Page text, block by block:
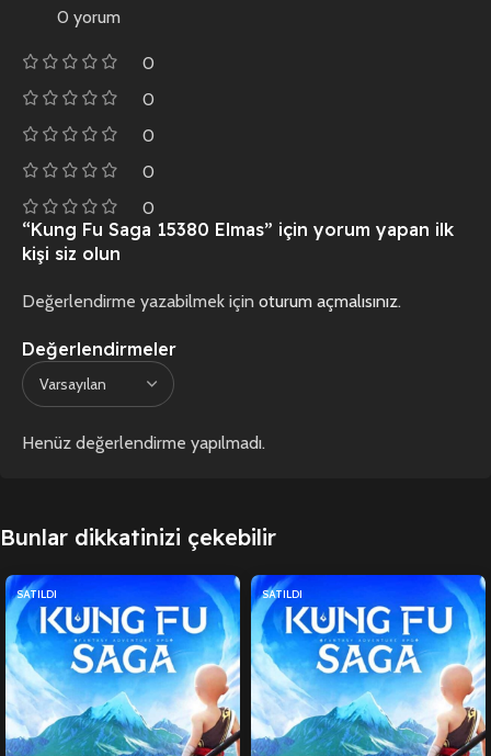
0 yorum
0
0
0
0
0
Değerlendirmeler
Henüz değerlendirme yapılmadı.
“Kung Fu Saga 15380 Elmas” için yorum yapan ilk
kişi siz olun
Değerlendirme yazabilmek için oturum açmalısınız.
Bunlar dikkatinizi çekebilir
SATILDI SATILDI